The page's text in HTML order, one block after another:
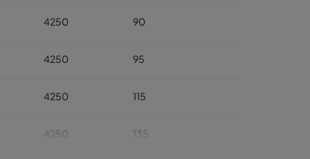
4250 90
4250 95
4250 115
4250 135